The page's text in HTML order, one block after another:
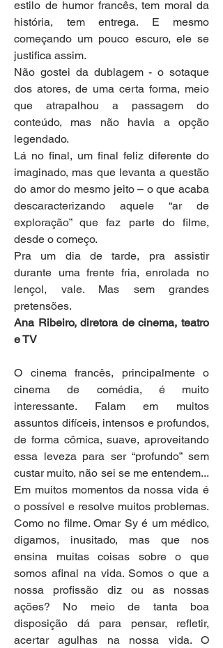
estilo de humor francês, tem moral da
história, tem entrega. E mesmo
começando um pouco escuro, ele se
justifica assim.
Não gostei da dublagem - o sotaque
dos atores, de uma certa forma, meio
que atrapalhou a passagem do
conteúdo, mas não havia a opção
legendado.
Lá no final, um final feliz diferente do
imaginado, mas que levanta a questão
do amor do mesmo jeito – o que acaba
descaracterizando aquele “ar de
exploração” que faz parte do filme,
desde o começo.
Pra um dia de tarde, pra assistir
durante uma frente fria, enrolada no
lençol, vale. Mas sem grandes
pretensões.
Ana Ribeiro, diretora de cinema, teatro
e TV
O cinema francês, principalmente o
cinema de comédia, é muito
interessante. Falam em muitos
assuntos difíceis, intensos e profundos,
de forma cômica, suave, aproveitando
essa leveza para ser “profundo” sem
custar muito, não sei se me entendem...
Em muitos momentos da nossa vida é
o possível e resolve muitos problemas.
Como no filme. Omar Sy é um médico,
digamos, inusitado, mas que nos
ensina muitas coisas sobre o que
somos afinal na vida. Somos o que a
nossa profissão diz ou as nossas
ações? No meio de tanta boa
disposição dá para pensar, refletir,
acertar agulhas na nossa vida. O